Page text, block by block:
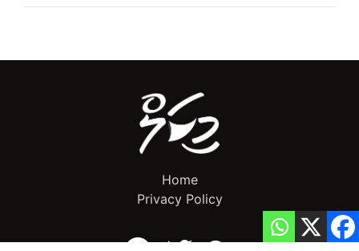
Home
Privacy Policy